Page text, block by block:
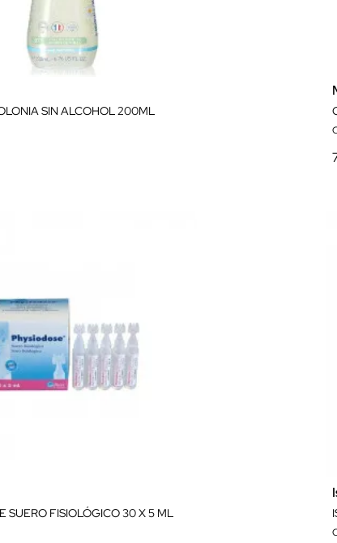
SIN ALCOHOL 200ML
SUERO FISIOLÓGICO 30 X 5 ML